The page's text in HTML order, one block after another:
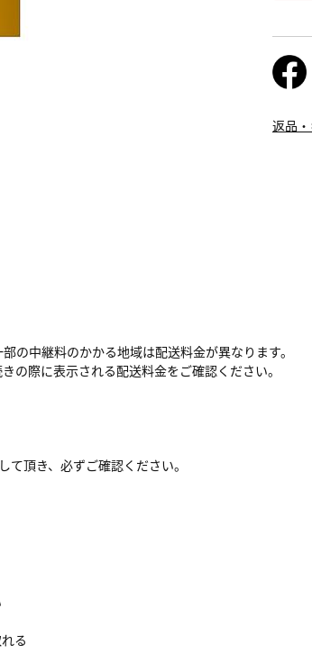
返品
の中継料のかかる地域は配送料金が異なります。
の際に表示される配送料金をご確認ください。
頂き、必ずご確認ください。
る